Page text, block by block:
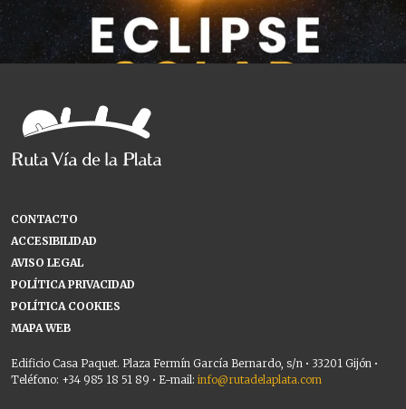
CONTACTO
ACCESIBILIDAD
AVISO LEGAL
POLÍTICA PRIVACIDAD
POLÍTICA COOKIES
MAPA WEB
Edificio Casa Paquet. Plaza Fermín García Bernardo, s/n • 33201 Gijón •
Teléfono: +34 985 18 51 89 • E-mail: info@rutadelaplata.com